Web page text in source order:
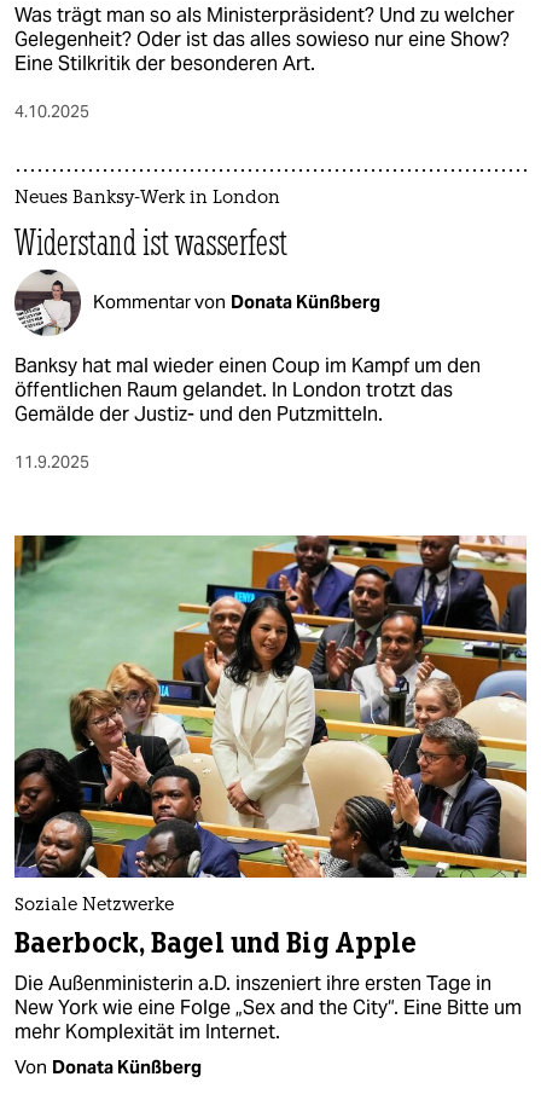
Was trägt man so als Ministerpräsident? Und zu welcher
Gelegenheit? Oder ist das alles sowieso nur eine Show?
Eine Stilkritik der besonderen Art.
4.10.2025
Neues Banksy-Werk in London
Widerstand ist wasserfest
Kommentar von Donata Künßberg
Banksy hat mal wieder einen Coup im Kampf um den
öffentlichen Raum gelandet. In London trotzt das
Gemälde der Justiz- und den Putzmitteln.
11.9.2025
Soziale Netzwerke
Baerbock, Bagel und Big Apple
Die Außenministerin a.D. inszeniert ihre ersten Tage in
New York wie eine Folge „Sex and the City“. Eine Bitte um
mehr Komplexität im Internet.
Von Donata Künßberg